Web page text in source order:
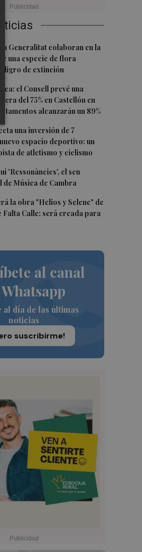
la Generalitat colaboran en la
una especie de flora
de extinción
el Consell prevé una
del 75% en Castellón en
alcanzarán un 89%
una inversión de 7
espacio deportivo: un
de atletismo y ciclismo
'Ressonàncies', el seu
Música de Cambra
la obra "Helios y Selene" de
Falta Calle: será creada para
al canal
al día de las últimas
noticias
suscribirme!